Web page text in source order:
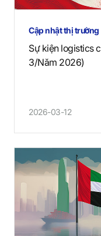
Cập nhật thị trường
Sự kiện logistics
3/Năm 2026)
2026-03-12